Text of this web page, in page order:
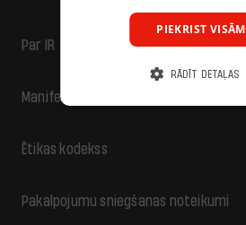
Par IR
Manifests
Ētikas kodekss
Pakalpojumu sniegšanas noteikumi
PIEKRIST VISĀM
RĀDĪT DETAĻAS